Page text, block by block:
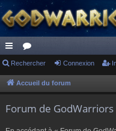
ac
co
or
u
Rechercher Connexion
Accueil du forum
Forum de GodWarriors